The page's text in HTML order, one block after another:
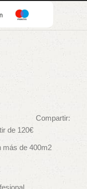
Compartir:
de 120€
más de 400m2